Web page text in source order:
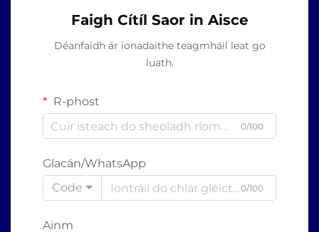
Faigh Cítíl Saor in Aisce
Déanfaidh ár ionadaithe teagmháil leat go
luath.
R-phost
0/100
Glacán/WhatsApp
Code
0/100
Ainm